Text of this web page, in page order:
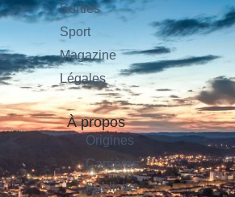
Sorties
Sport
Magazine
Légales
À propos
Origines
Carrières
Publicité